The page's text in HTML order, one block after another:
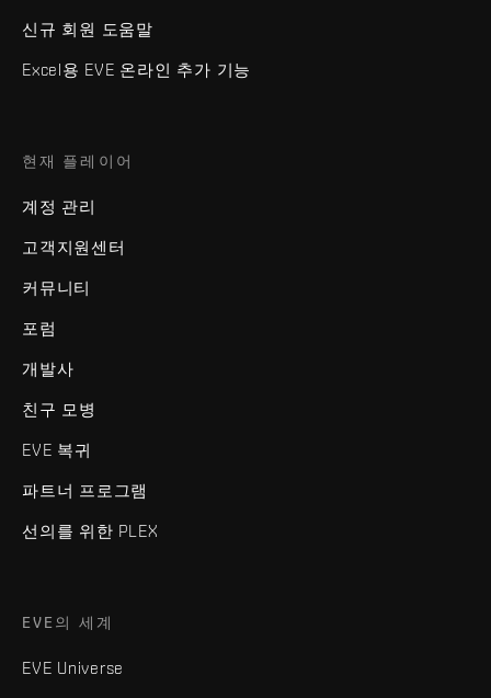
신규 회원 도움말
Excel용 EVE 온라인 추가 기능
현재 플레이어
계정 관리
고객지원센터
커뮤니티
포럼
개발사
친구 모병
EVE 복귀
파트너 프로그램
선의를 위한 PLEX
EVE의 세계
EVE Universe